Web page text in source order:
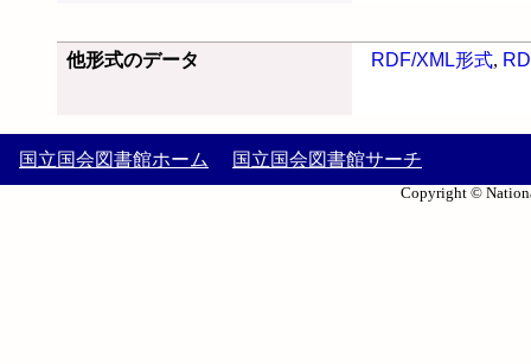
他形式のデータ RDF/XML形式,
国立国会図書館ホーム 国立国会図書館サーチ
Copyright ©